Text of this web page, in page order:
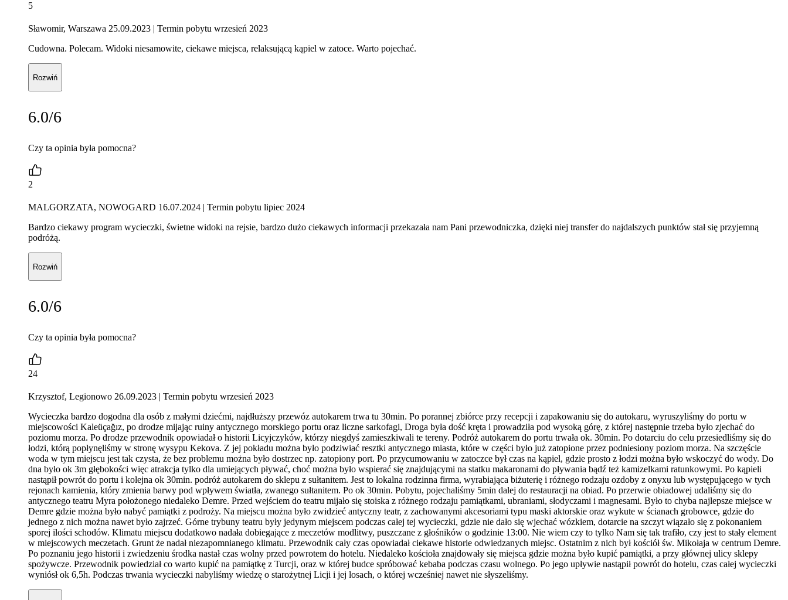
5
Sławomir, Warszawa 25.09.2023 | Termin pobytu wrzesień 2023
Cudowna. Polecam. Widoki niesamowite, ciekawe miejsca, relaksującą kąpiel w zatoce. Warto pojechać.
Rozwiń
6.0/6
Czy ta opinia była pomocna?
2
MALGORZATA, NOWOGARD 16.07.2024 | Termin pobytu lipiec 2024
Bardzo ciekawy program wycieczki, świetne widoki na rejsie, bardzo dużo ciekawych informacji przekazała nam Pani przewodniczka, dzięki niej transfer do najdalszych punktów stał się przyjemną
podróżą.
Rozwiń
6.0/6
Czy ta opinia była pomocna?
24
Krzysztof, Legionowo 26.09.2023 | Termin pobytu wrzesień 2023
Wycieczka bardzo dogodna dla osób z małymi dziećmi, najdłuższy przewóz autokarem trwa tu 30min. Po porannej zbiórce przy recepcji i zapakowaniu się do autokaru, wyruszyliśmy do portu w
miejscowości Kaleüçağız, po drodze mijając ruiny antycznego morskiego portu oraz liczne sarkofagi, Droga była dość kręta i prowadziła pod wysoką górę, z której następnie trzeba było zjechać do
poziomu morza. Po drodze przewodnik opowiadał o historii Licyjczyków, którzy niegdyś zamieszkiwali te tereny. Podróż autokarem do portu trwała ok. 30min. Po dotarciu do celu przesiedliśmy się do
łodzi, którą popłynęliśmy w stronę wysypu Kekova. Z jej pokładu można było podziwiać resztki antycznego miasta, które w części było już zatopione przez podniesiony poziom morza. Na szczęście
woda w tym miejscu jest tak czysta, że bez problemu można było dostrzec np. zatopiony port. Po przycumowaniu w zatoczce był czas na kąpiel, gdzie prosto z łodzi można było wskoczyć do wody. Do
dna było ok 3m głębokości więc atrakcja tylko dla umiejących pływać, choć można było wspierać się znajdującymi na statku makaronami do pływania bądź też kamizelkami ratunkowymi. Po kąpieli
nastąpił powrót do portu i kolejna ok 30min. podróż autokarem do sklepu z sułtanitem. Jest to lokalna rodzinna firma, wyrabiająca biżuterię i różnego rodzaju ozdoby z onyxu lub występującego w tych
rejonach kamienia, który zmienia barwy pod wpływem światła, zwanego sułtanitem. Po ok 30min. Pobytu, pojechaliśmy 5min dalej do restauracji na obiad. Po przerwie obiadowej udaliśmy się do
antycznego teatru Myra położonego niedaleko Demre. Przed wejściem do teatru mijało się stoiska z różnego rodzaju pamiątkami, ubraniami, słodyczami i magnesami. Było to chyba najlepsze miejsce w
Demre gdzie można było nabyć pamiątki z podroży. Na miejscu można było zwidzieć antyczny teatr, z zachowanymi akcesoriami typu maski aktorskie oraz wykute w ścianach grobowce, gdzie do
jednego z nich można nawet było zajrzeć. Górne trybuny teatru były jedynym miejscem podczas całej tej wycieczki, gdzie nie dało się wjechać wózkiem, dotarcie na szczyt wiązało się z pokonaniem
sporej ilości schodów. Klimatu miejscu dodatkowo nadała dobiegające z meczetów modlitwy, puszczane z głośników o godzinie 13:00. Nie wiem czy to tylko Nam się tak trafiło, czy jest to stały element
w miejscowych meczetach. Grunt że nadał niezapomnianego klimatu. Przewodnik cały czas opowiadał ciekawe historie odwiedzanych miejsc. Ostatnim z nich był kościół św. Mikołaja w centrum Demre.
Po poznaniu jego historii i zwiedzeniu środka nastał czas wolny przed powrotem do hotelu. Niedaleko kościoła znajdowały się miejsca gdzie można było kupić pamiątki, a przy głównej ulicy sklepy
spożywcze. Przewodnik powiedział co warto kupić na pamiątkę z Turcji, oraz w której budce spróbować kebaba podczas czasu wolnego. Po jego upływie nastąpił powrót do hotelu, czas całej wycieczki
wyniósł ok 6,5h. Podczas trwania wycieczki nabyliśmy wiedzę o starożytnej Licji i jej losach, o której wcześniej nawet nie słyszeliśmy.